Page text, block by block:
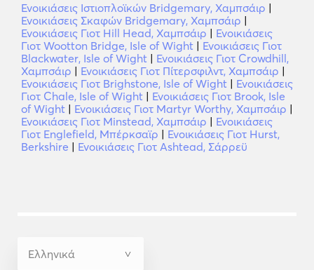
Ενοικιάσεις Ιστιοπλοϊκών Bridgemary, Χαμπσάιρ |
Ενοικιάσεις Σκαφών Bridgemary, Χαμπσάιρ |
Ενοικιάσεις Γιοτ Hill Head, Χαμπσάιρ | Ενοικιάσεις
Γιοτ Wootton Bridge, Isle of Wight | Ενοικιάσεις Γιοτ
Blackwater, Isle of Wight | Ενοικιάσεις Γιοτ Crowdhill,
Χαμπσάιρ | Ενοικιάσεις Γιοτ Πίτερσφιλντ, Χαμπσάιρ |
Ενοικιάσεις Γιοτ Brighstone, Isle of Wight | Ενοικιάσεις
Γιοτ Chale, Isle of Wight | Ενοικιάσεις Γιοτ Brook, Isle
of Wight | Ενοικιάσεις Γιοτ Martyr Worthy, Χαμπσάιρ |
Ενοικιάσεις Γιοτ Minstead, Χαμπσάιρ | Ενοικιάσεις
Γιοτ Englefield, Μπέρκσαϊρ | Ενοικιάσεις Γιοτ Hurst,
Berkshire | Ενοικιάσεις Γιοτ Ashtead, Σάρρεϋ